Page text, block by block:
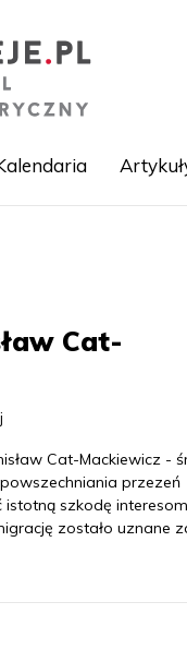
Cat-
Cat-Mackiewicz -
przezeń
szkodę interesom
zostało uznane